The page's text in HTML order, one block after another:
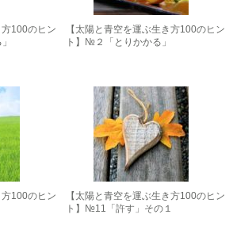
方100のヒン
【太陽と青空を運ぶ生き方100のヒン
ト】№２「とりかかる」
方100のヒン
【太陽と青空を運ぶ生き方100のヒン
ト】№11「許す」その１